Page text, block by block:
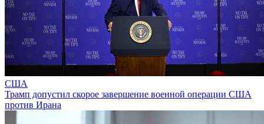
США
Трамп допустил скорое завершение военной операции США
против Ирана